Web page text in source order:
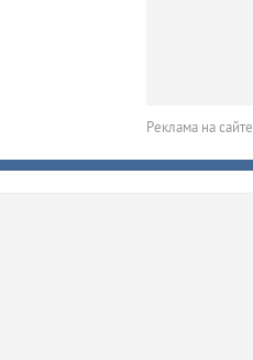
Реклама на сайте